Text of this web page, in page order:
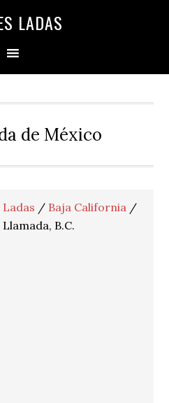
LADAS
de México
Ladas / Baja California /
B.C.